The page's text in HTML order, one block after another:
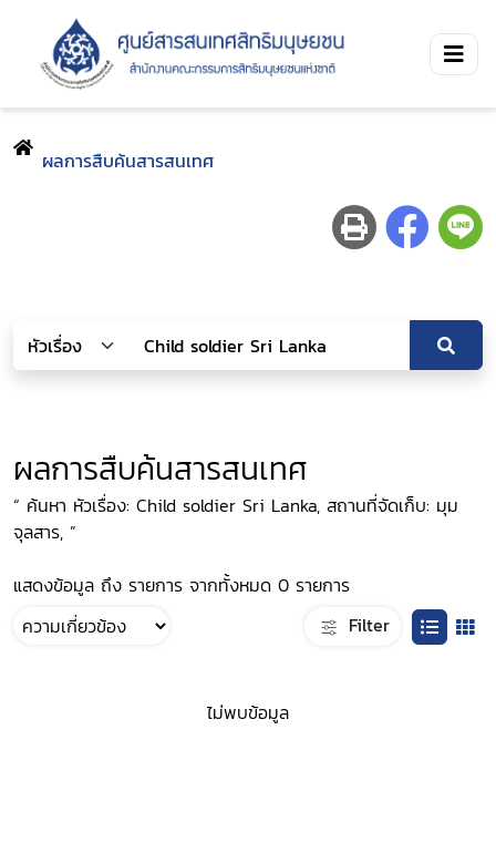
ผลการสืบค้นสารสนเทศ
ผลการสืบค้นสารสนเทศ
“ ค้นหา หัวเรื่อง: Child soldier Sri Lanka, สถานที่จัดเก็บ: มุม
จุลสาร, ”
แสดงข้อมูล ถึง รายการ จากทั้งหมด 0 รายการ
Filter
ไม่พบข้อมูล